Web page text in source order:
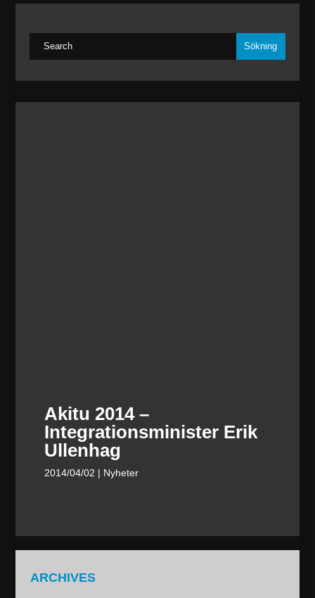
Akitu 2014 –
Integrationsminister Erik
Ullenhag
2014/04/02 | Nyheter
ARCHIVES